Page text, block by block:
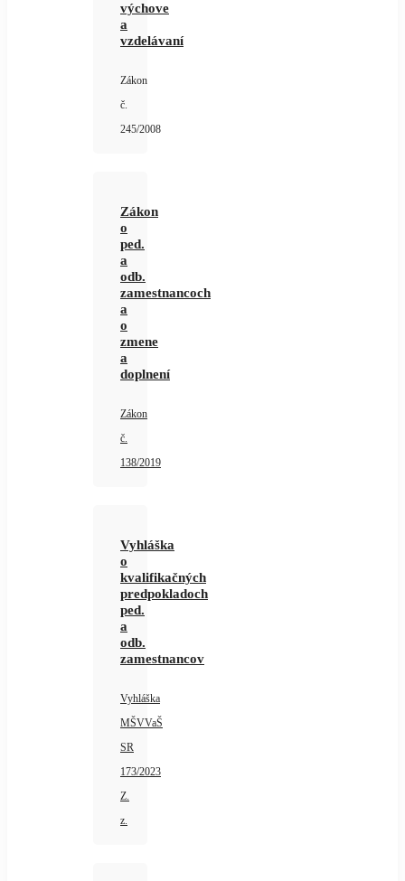
výchove
a
vzdelávaní
Zákon
č.
245/2008
Zákon
o
ped.
a
odb.
zamestnancoch
a
o
zmene
a
doplnení
Zákon
č.
138/2019
Vyhláška
o
kvalifikačných
predpokladoch
ped.
a
odb.
zamestnancov
Vyhláška
MŠVVaŠ
SR
173/2023
Z.
z.